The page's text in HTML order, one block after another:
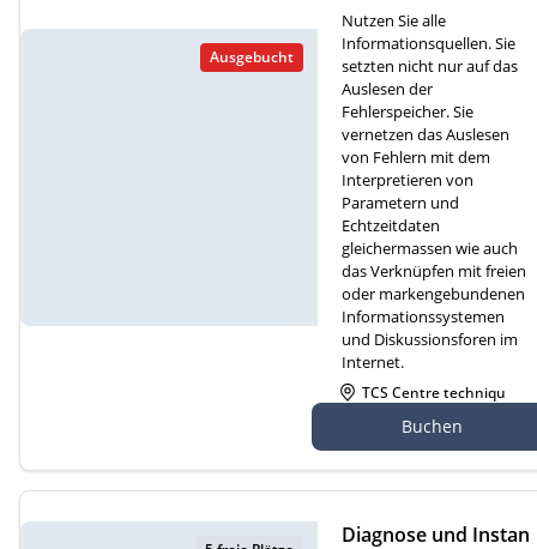
Ausgebucht
otor (F)
Nutzen Sie alle
Informationsquellen. Sie
setzten nicht nur auf das
Auslesen der
Fehlerspeicher. Sie
vernetzen das Auslesen
von Fehlern mit dem
Interpretieren von
Parametern und
Echtzeitdaten
gleichermassen wie auch
das Verknüpfen mit freien
oder markengebundenen
Informationssystemen
und Diskussionsforen im
Internet.
TCS Centre techniqu
Dizy 4, 1304 Cossonay
Buchen
Diagnose und Instan